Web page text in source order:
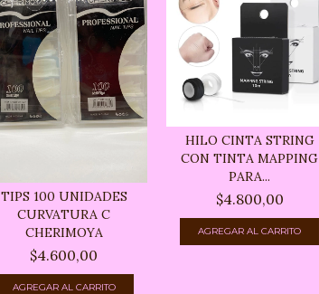
TIPS 100 UNIDADES
CURVATURA C
CHERIMOYA
$4.600,00
AGREGAR AL CARRITO
HILO CINTA STRING
CON TINTA MAPPING
PARA...
$4.800,00